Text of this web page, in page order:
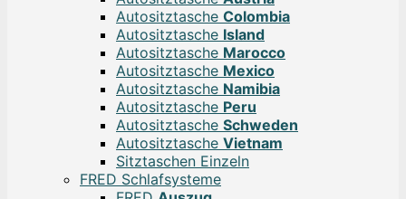
Autositztasche Colombia
Autositztasche Island
Autositztasche Marocco
Autositztasche Mexico
Autositztasche Namibia
Autositztasche Peru
Autositztasche Schweden
Autositztasche Vietnam
Sitztaschen Einzeln
FRED Schlafsysteme